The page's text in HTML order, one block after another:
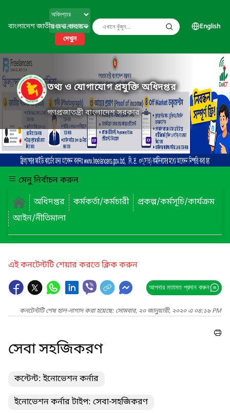
বাংলাদেশ জাতীয় তথ্য বাতায়ন
দেখুন
English
তথ্য ও যোগাযোগ প্রযুক্তি অধিদপ্তর
গণপ্রজাতন্ত্রী বাংলাদেশ সরকার
মেনু নির্বাচন করুন
অধিদপ্তর
কর্মকর্তা/কর্মচারী
প্রকল্প/কর্মসূচি/কার্যক্রম
আইন/নীতিমালা
এই কনটেন্টটি শেয়ার করতে ক্লিক করুন
আপনার মতামত প্রদান করুন
কনটেন্টটি শেষ হাল-নাগাদ করা হয়েছে: সোমবার, ২০ জানুয়ারী, ২০২০ এ ০৪:১৯ PM
সেবা সহজিকরণ
কন্টেন্ট: ইনোভেশন কর্নার
ইনোভেশন কর্নার টাইপ: সেবা-সহজিকরণ